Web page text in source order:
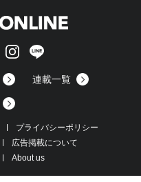
連載一覧
プライバシーポリシー
広告掲載について
About us